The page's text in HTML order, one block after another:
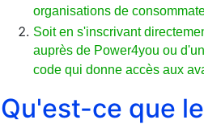
organisations de
Soit en s'inscrivant
auprès de Power4you ou
code qui donne accès aux
Qu'est-ce que